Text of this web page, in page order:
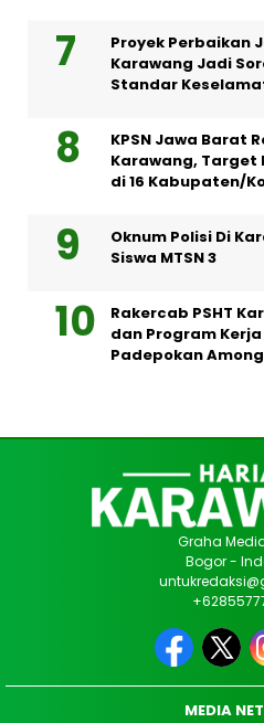
Proyek Perbaikan
Karawang Jadi
Standar
KPSN Jawa Barat
Karawang, Target
di 16 Kabupaten/
Oknum Polisi Di
Siswa MTSN 3
Rakercab PSHT
dan Program
Padepokan
Graha
Bogor -
MEDIA